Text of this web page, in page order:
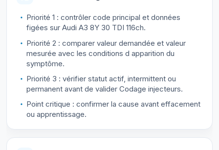
Priorité 1 : contrôler code principal et données
figées sur Audi A3 8Y 30 TDI 116ch.
Priorité 2 : comparer valeur demandée et valeur
mesurée avec les conditions d apparition du
symptôme.
Priorité 3 : vérifier statut actif, intermittent ou
permanent avant de valider Codage injecteurs.
Point critique : confirmer la cause avant effacement
ou apprentissage.